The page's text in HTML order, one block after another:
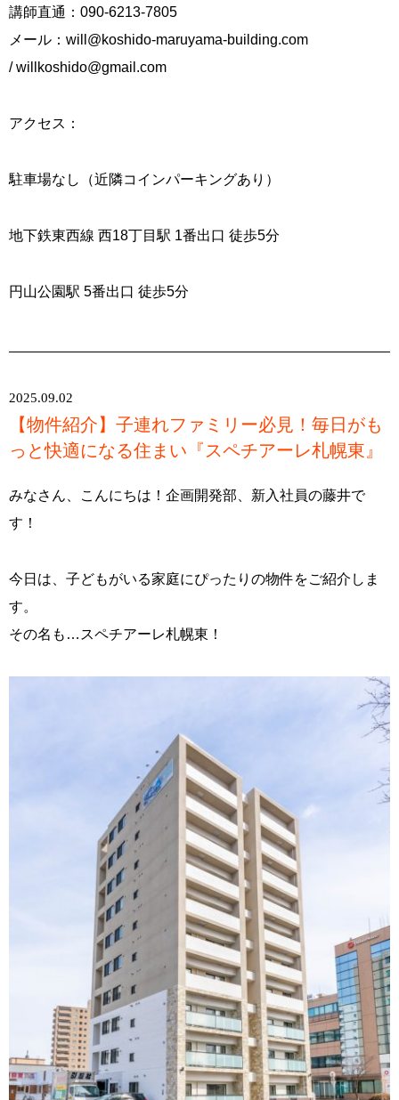
講師直通：090-6213-7805
メール： will@koshido-maruyama-building.com
/willkoshido@gmail.com
アクセス：
駐車場なし（近隣コインパーキングあり）
地下鉄東西線 西18丁目駅 1番出口 徒歩5分
円山公園駅 5番出口 徒歩5分
2025.09.02
【物件紹介】子連れファミリー必見！毎日がも
っと快適になる住まい『スペチアーレ札幌東』
みなさん、こんにちは！企画開発部、新入社員の藤井で
す！
今日は、子どもがいる家庭にぴったりの物件をご紹介しま
す。
その名も…スペチアーレ札幌東！